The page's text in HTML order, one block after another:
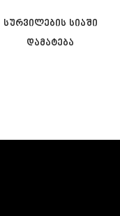
სურვილების სიაში
დამატება